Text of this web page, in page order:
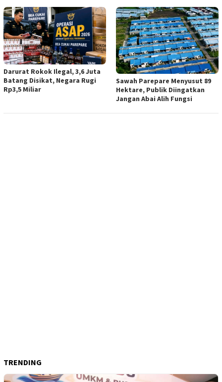
Darurat Rokok Ilegal, 3,6 Juta
Batang Disikat, Negara Rugi
Rp3,5 Miliar
Sawah Parepare Menyusut 89
Hektare, Publik Diingatkan
Jangan Abai Alih Fungsi
TRENDING